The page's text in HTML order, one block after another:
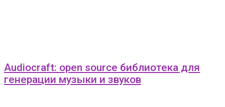
Audiocraft: open source библиотека для
генерации музыки и звуков